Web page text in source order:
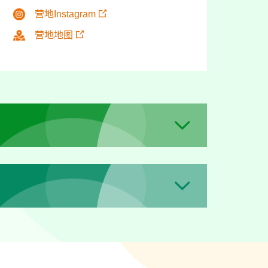
营地Instagram
营地地图